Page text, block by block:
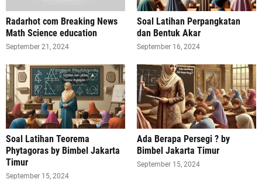
Radarhot com Breaking News
Math Science education
September 21, 2024
Soal Latihan Perpangkatan
dan Bentuk Akar
September 16, 2024
Soal Latihan Teorema
Phytagoras by Bimbel Jakarta
Timur
September 15, 2024
Ada Berapa Persegi ? by
Bimbel Jakarta Timur
September 15, 2024